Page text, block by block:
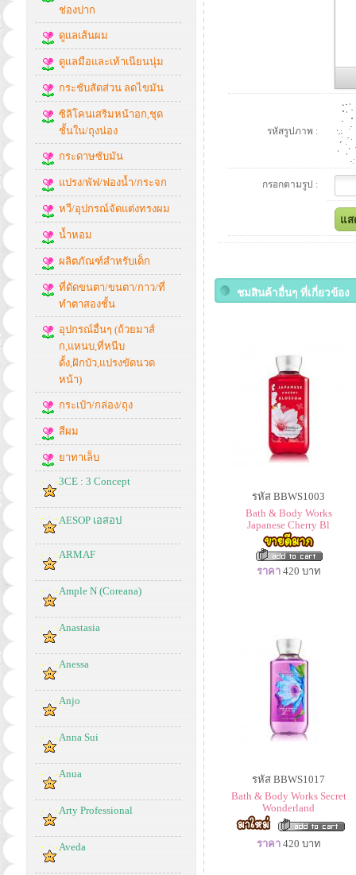
ช่องปาก
ดูแลเส้นผม
ดูแลมือและเท้าเนียนนุ่ม
กระชับสัดส่วน ลดไขมัน
ซิลิโคนเสริมหน้าอก,ชุด
ชั้นใน/ถุงน่อง
กระดาษซับมัน
แปรง/พัฟ/ฟองน้ำ/กระจก
หวี/อุปกรณ์จัดแต่งทรงผม
น้ำหอม
ผลิตภัณฑ์สำหรับเด็ก
ที่ดัดขนตา/ขนตา/กาว/ที่
ทำตาสองชั้น
อุปกรณ์อื่นๆ (ถ้วยมาส์
ก,แหนบ,ที่หนีบ
ดั้ง,ฝักบัว,แปรงขัดนวด
หน้า)
กระเป๋า/กล่อง/ถุง
สีผม
ยาทาเล็บ
3CE : 3 Concept
AESOP เอสอป
ARMAF
Ample N (Coreana)
Anastasia
Anessa
Anjo
Anna Sui
Anua
Arty Professional
Aveda
รหัสรูปภาพ :
กรอกตามรูป :
ชมสินค้าอื่นๆ ที่เกี่ยวข้อง
รหัส BBWS1003
Bath & Body Works
Japanese Cherry Bl
ราคา 420 บาท
รหัส BBWS1017
Bath & Body Works Secret
Wonderland
ราคา 420 บาท